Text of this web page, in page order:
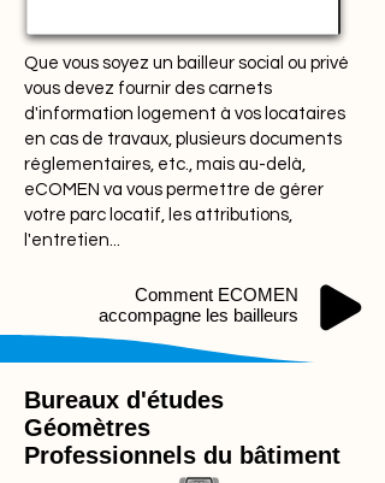
signature du bail. Décryptage
législatif
Que vous soyez un bailleur social ou privé
vous devez fournir des carnets
d'information logement à vos locataires
en cas de travaux, plusieurs documents
réglementaires, etc., mais au-delà,
eCOMEN va vous permettre de gérer
votre parc locatif, les attributions,
l'entretien...
Comment ECOMEN
accompagne les bailleurs
Bureaux d'études
Géomètres
Professionnels du bâtiment